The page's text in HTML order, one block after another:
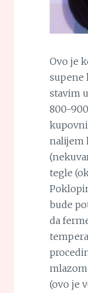
Ovo je
supene
stavim
800-
nalijem
tegle
bude
da
(ovo je